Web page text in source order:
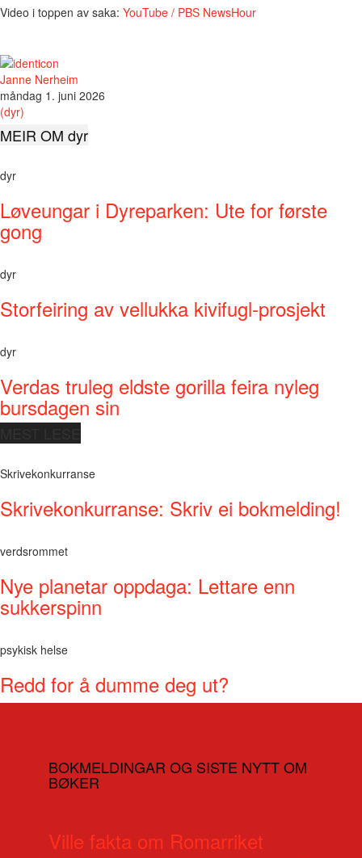
Video i toppen av saka: YouTube / PBS NewsHour
Janne Nerheim
måndag 1. juni 2026
(dyr)
MEIR OM dyr
dyr
Løveungar i Dyreparken: Ute for første
gong
dyr
Storfeiring av vellukka kivifugl-prosjekt
dyr
Verdas truleg eldste gorilla feira nyleg
bursdagen sin
Skrivekonkurranse
Skrivekonkurranse: Skriv ei bokmelding!
verdsrommet
Nye planetar oppdaga: Lettare enn
sukkerspinn
psykisk helse
Redd for å dumme deg ut?
BOKMELDINGAR OG SISTE NYTT OM
BØKER
Ville fakta om Romarriket